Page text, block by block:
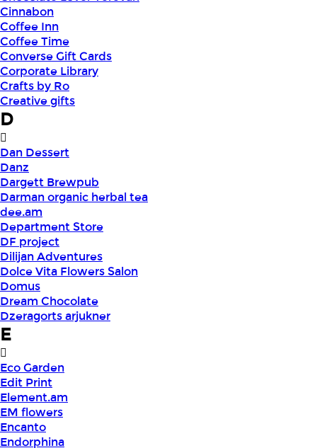
Cinnabon
Coffee Inn
Coffee Time
Converse Gift Cards
Corporate Library
Crafts by Ro
Creative gifts
D
Dan Dessert
Danz
Dargett Brewpub
Darman organic herbal tea
dee.am
Department Store
DF project
Dilijan Adventures
Dolce Vita Flowers Salon
Domus
Dream Chocolate
Dzeragorts arjukner
E
Eco Garden
Edit Print
Element.am
EM flowers
Encanto
Endorphina